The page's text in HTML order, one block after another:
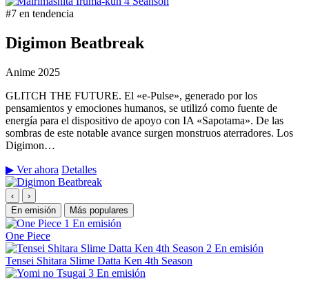
#7 en tendencia
Digimon Beatbreak
Anime 2025
GLITCH THE FUTURE. El «e-Pulse», generado por los
pensamientos y emociones humanos, se utilizó como fuente de
energía para el dispositivo de apoyo con IA «Sapotama». De las
sombras de este notable avance surgen monstruos aterradores. Los
Digimon…
▶ Ver ahora Detalles
‹
›
En emisión
Más populares
1 En emisión
One Piece
2 En emisión
Tensei Shitara Slime Datta Ken 4th Season
3 En emisión